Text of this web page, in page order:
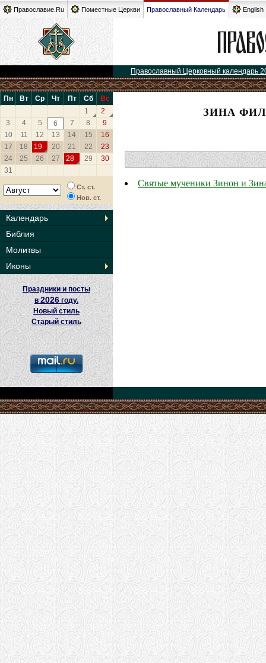
Православие.Ru Поместные Церкви Православный Календарь English
Православный Церковный календарь
Пн Вт Ср Чт Пт Сб
Вс
1
2
3
4 5 6 7 8
9
10
11 12 13 14 15
16
17
18 19 20 21 22
23
24
25 26 27 28 29
30
31
Ст. ст.
Нов. ст.
Календарь
Библия
Молитвы
Иконы
Праздники и посты
в2026 году.
Новый стиль
Старый стиль
ЗИНА
Святые мученики Зинон и